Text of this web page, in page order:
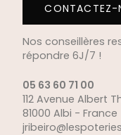
CONTACTEZ-
Nos conseillères
répondre 6J/7 !
05 63 60 71 00
112 Avenue Albert
81000 Albi - France